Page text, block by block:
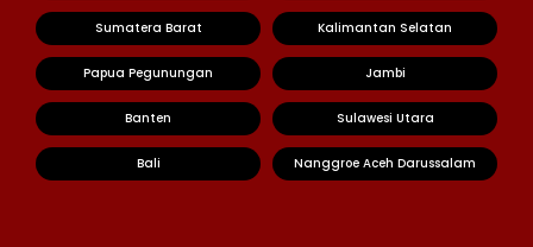
Sumatera Barat Kalimantan Selatan
Papua Pegunungan Jambi
Banten Sulawesi Utara
Bali Nanggroe Aceh Darussalam